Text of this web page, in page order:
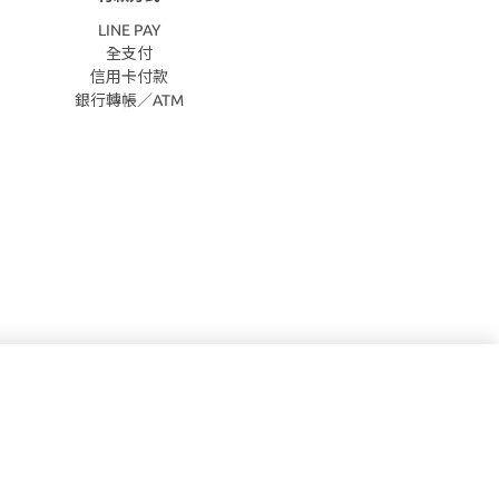
LINE PAY
全支付
信用卡付款
銀行轉帳／ATM